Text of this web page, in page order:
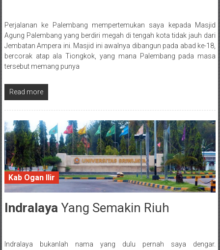
Posted By: wirawan
Perjalanan ke Palembang mempertemukan saya kepada Masjid
Agung Palembang yang berdiri megah di tengah kota tidak jauh dari
Jembatan Ampera ini. Masjid ini awalnya dibangun pada abad ke-18,
bercorak atap ala Tiongkok, yang mana Palembang pada masa
tersebut memang punya
Read more
Kab Ogan Ilir
22 September 2017
Indralaya Yang Semakin Riuh
Posted By: wirawan
Indralaya bukanlah nama yang dulu pernah saya dengar.